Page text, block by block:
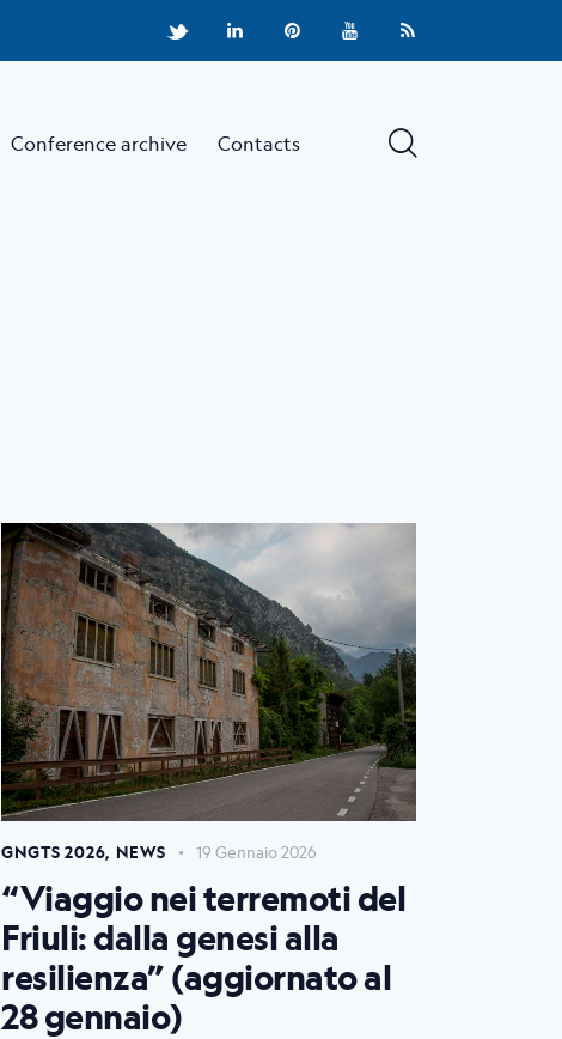
Conference archive Contacts
GNGTS 2026, NEWS 19 Gennaio 2026
“Viaggio nei terremoti del
Friuli: dalla genesi alla
resilienza” (aggiornato al
28 gennaio)